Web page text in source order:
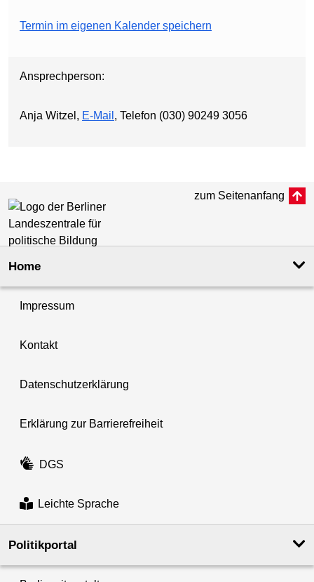
Termin im eigenen Kalender speichern
Ansprechperson:
Anja Witzel, E-Mail , Telefon (030) 90249 3056
zum Seitenanfang
Home
Impressum
Kontakt
Datenschutzerklärung
Erklärung zur Barrierefreiheit
DGS
Leichte Sprache
Politikportal